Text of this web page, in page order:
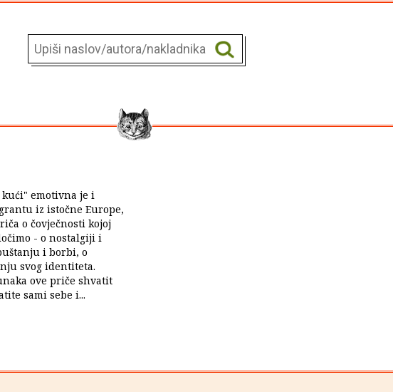
kući" emotivna je i
iz istočne Europe,
o čovječnosti kojoj
- o nostalgiji i
i borbi, o
svog identiteta.
ove priče shvatit
sami sebe i...